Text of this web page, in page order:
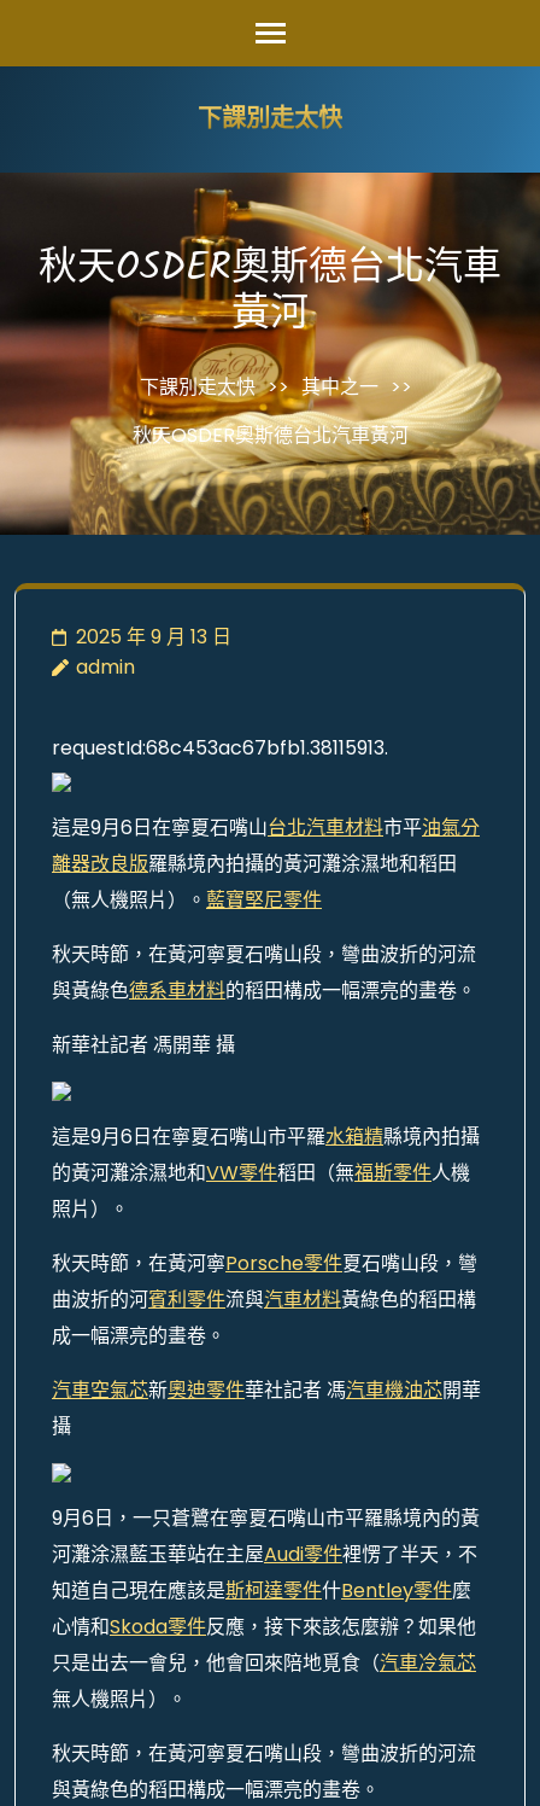
下課別走太快
秋天OSDER奧斯德台北汽車
黃河
下課別走太快 >> 其中之一 >>
秋天OSDER奧斯德台北汽車黃河
2025 年 9 月 13 日
admin
requestId:68c453ac67bfb1.38115913.
這是9月6日在寧夏石嘴山台北汽車材料市平油氣分
離器改良版羅縣境內拍攝的黃河灘涂濕地和稻田
（無人機照片）。 藍寶堅尼零件
秋天時節，在黃河寧夏石嘴山段，彎曲波折的河流
與黃綠色德系車材料的稻田構成一幅漂亮的畫卷。
新華社記者 馮開華 攝
這是9月6日在寧夏石嘴山市平羅水箱精縣境內拍攝
的黃河灘涂濕地和VW零件稻田（無福斯零件人機
照片）。
秋天時節，在黃河寧Porsche零件夏石嘴山段，彎
曲波折的河賓利零件流與汽車材料黃綠色的稻田構
成一幅漂亮的畫卷。
汽車空氣芯新奧迪零件華社記者 馮汽車機油芯開華
攝
9月6日，一只蒼鷺在寧夏石嘴山市平羅縣境內的黃
河灘涂濕藍玉華站在主屋Audi零件裡愣了半天，不
知道自己現在應該是斯柯達零件什Bentley零件麼
心情和Skoda零件反應，接下來該怎麼辦？如果他
只是出去一會兒，他會回來陪地覓食（汽車冷氣芯
無人機照片）。
秋天時節，在黃河寧夏石嘴山段，彎曲波折的河流
與黃綠色的稻田構成一幅漂亮的畫卷。